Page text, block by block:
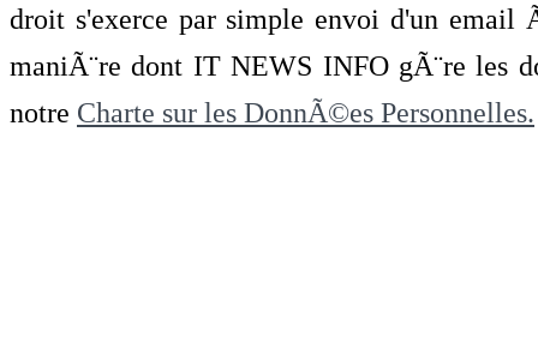
droit s'exerce par simple envoi d'un
maniÃ¨re dont IT NEWS INFO gÃ¨re les
notre Charte sur les DonnÃ©es Personnelles.